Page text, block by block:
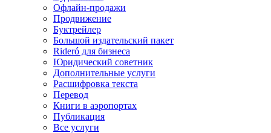
Офлайн-продажи
Продвижение
Буктрейлер
Большой издательский пакет
Rideró для бизнеса
Юридический советник
Дополнительные услуги
Расшифровка текста
Перевод
Книги в аэропортах
Публикация
Все услуги